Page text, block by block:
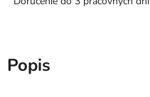
Popis